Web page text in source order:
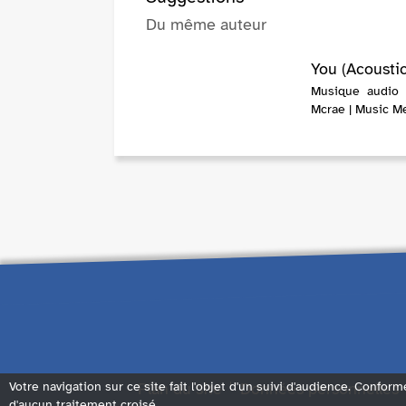
Du même auteur
You
Musique audio
Mcrae | Music
Plan du site Données personnelles
Votre navigation sur ce site fait l'objet d'un suivi d'audience.